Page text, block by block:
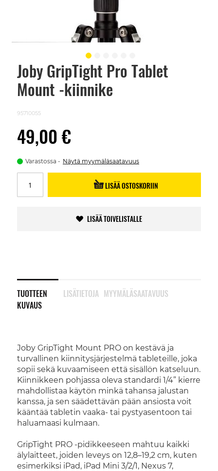
Joby GripTight Pro Tablet
Mount -kiinnike
95710055
49,00 €
Varastossa Näytä myymäläsaatavuus
LISÄÄ OSTOSKORIIN
LISÄÄ TOIVELISTALLE
TUOTTEEN
KUVAUS
Joby GripTight Mount PRO on kestävä ja
turvallinen kiinnitysjärjestelmä tableteille, joka
sopii sekä kuvaamiseen että sisällön katseluun.
Kiinnikkeen pohjassa oleva standardi 1/4” kierre
mahdollistaa käytön minkä tahansa jalustan
kanssa, ja sen säädettävän pään ansiosta voit
kääntää tabletin vaaka- tai pystyasentoon tai
haluamaasi kulmaan.
GripTight PRO -pidikkeeseen mahtuu kaikki
älylaitteet, joiden leveys on 12,8–19,2 cm, kuten
esimerkiksi iPad, iPad Mini 3/2/1, Nexus 7,
LISÄTIETOJA MYYMÄLÄSAATAVUUS
Skip
beginning
images